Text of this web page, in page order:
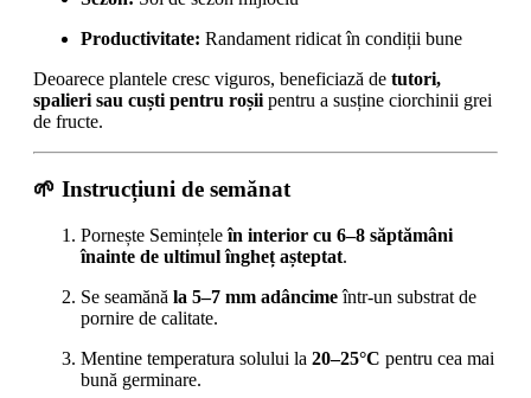
Productivitate: Randament ridicat în condiții bune
Deoarece plantele cresc viguros, beneficiază de tutori,
spalieri sau cuști pentru roșii pentru a susține ciorchinii grei
de fructe.
🌱 Instrucțiuni de semănat
Pornește Semințeleîn interior cu 6–8 săptămâni
înainte de ultimul îngheț așteptat.
Se seamănă la 5–7 mm adâncimeîntr-un substrat de
pornire de calitate.
Mentine temperatura solului la 20–25°C pentru cea mai
bună germinare.